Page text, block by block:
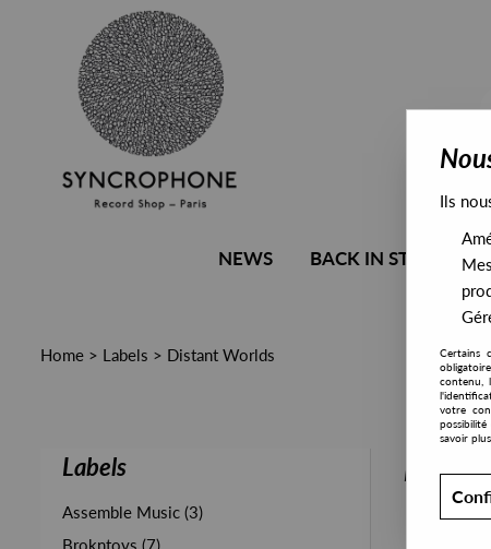
NEWS BACK IN STOCK
Home > Labels > Distant Worlds
Labels
Assemble Music (3)
Brokntoys (7)
Ils
Certains
contenu,
votre
savoir